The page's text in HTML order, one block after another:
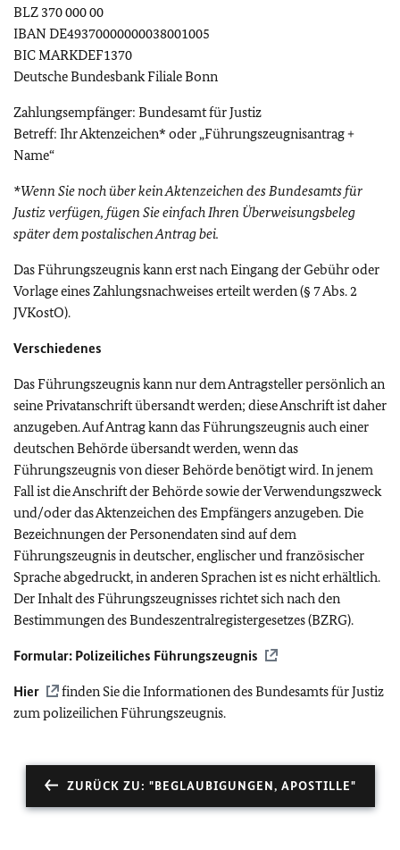
BLZ 370 000 00
IBAN DE49370000000038001005
BIC MARKDEF1370
Deutsche Bundesbank Filiale Bonn
Zahlungsempfänger: Bundesamt für Justiz
Betreff: Ihr Aktenzeichen* oder „Führungszeugnisantrag +
Name“
*Wenn Sie noch über kein Aktenzeichen des Bundesamts für
Justiz verfügen, fügen Sie einfach Ihren Überweisungsbeleg
später dem postalischen Antrag bei.
Das Führungszeugnis kann erst nach Eingang der Gebühr oder
Vorlage eines Zahlungsnachweises erteilt werden (§ 7 Abs. 2
JVKostO).
Verschiedenes
Das Führungszeugnis kann nur dem Antragsteller persönlich an
seine Privatanschrift übersandt werden; diese Anschrift ist daher
anzugeben. Auf Antrag kann das Führungszeugnis auch einer
deutschen Behörde übersandt werden, wenn das
Führungszeugnis von dieser Behörde benötigt wird. In jenem
Fall ist die Anschrift der Behörde sowie der Verwendungszweck
und/oder das Aktenzeichen des Empfängers anzugeben. Die
Bezeichnungen der Personendaten sind auf dem
Führungszeugnis in deutscher, englischer und französischer
Sprache abgedruckt, in anderen Sprachen ist es nicht erhältlich.
Der Inhalt des Führungszeugnisses richtet sich nach den
Bestimmungen des Bundeszentralregistergesetzes (BZRG).
Formular: Polizeiliches Führungszeugnis
Hier
finden Sie die Informationen des Bundesamts für Justiz
zum polizeilichen Führungszeugnis.
ZURÜCK ZU: "BEGLAUBIGUNGEN, APOSTILLE"